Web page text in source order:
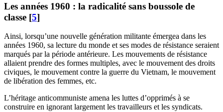
Les années 1960 : la radicalité sans boussole de
classe [5]
Ainsi, lorsqu’une nouvelle génération militante émergea dans les
années 1960, sa lecture du monde et ses modes de résistance seraient
marqués par la période antérieure. Les mouvements de résistance
allaient prendre des formes multiples, avec le mouvement des droits
civiques, le mouvement contre la guerre du Vietnam, le mouvement
de libération des femmes, etc.
L’héritage anticommuniste amena les luttes d’opprimés à se
construire en ignorant largement les travailleurs et les syndicats.